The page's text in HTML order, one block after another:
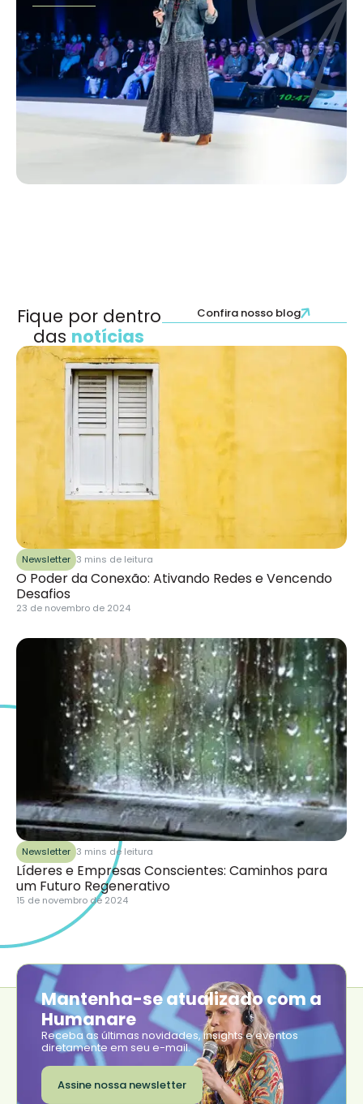
Fique por dentro
das notícias
Confira nosso blog
Newsletter 3 mins de leitura
O Poder da Conexão: Ativando Redes e Vencendo
Desafios
23 de novembro de 2024
Newsletter 3 mins de leitura
Líderes e Empresas Conscientes: Caminhos para
um Futuro Regenerativo
15 de novembro de 2024
Mantenha-se atualizado com a
Humanare
Receba as últimas novidades, insights e eventos
diretamente em seu e-mail.
Assine nossa newsletter